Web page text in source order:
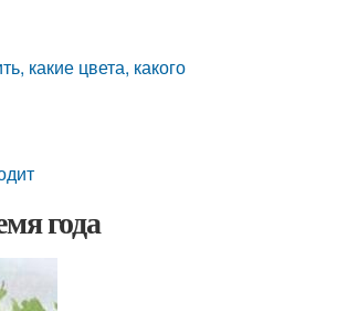
какие цвета, какого
года